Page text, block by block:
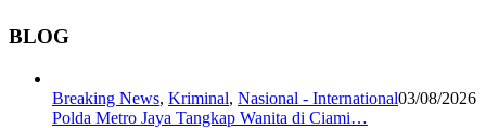
BLOG
Breaking News, Kriminal, Nasional - International03/08/2026
Polda Metro Jaya Tangkap Wanita di Ciami…